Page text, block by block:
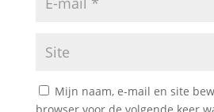
Mijn naam, e-mail en site